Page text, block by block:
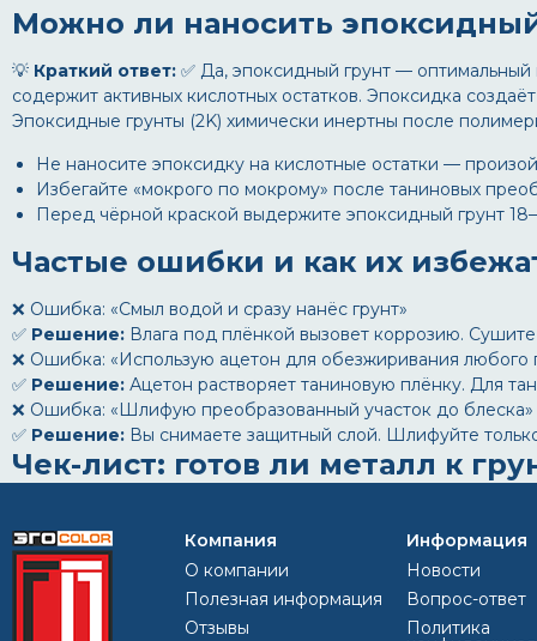
Можно ли наносить
💡 Краткий ответ: ✅ Да, эпоксидный грунт —
содержит активных кислотных остатков. Эпоксидка
Эпоксидные грунты (2K) химически инертны после
Не наносите эпоксидку на кислотные остатки —
Избегайте «мокрого по мокрому» после таниновых
Перед чёрной краской выдержите эпоксидный грунт
Частые ошибки и как их
❌ Ошибка: «Смыл водой и сразу нанёс грунт»
✅ Решение: Влага под плёнкой вызовет коррозию.
❌ Ошибка: «Использую ацетон для обезжиривания любого
✅ Решение: Ацетон растворяет таниновую плёнку. Для
❌ Ошибка: «Шлифую преобразованный участок до блеска»
✅ Решение: Вы снимаете защитный слой. Шлифуйте
Чек-лист: готов ли металл к
Поверхность однородного чёрного/серого цвета без
Отсутствует белый солевой налёт (признак недосмытой
Проведено обезжиривание совместимым
Температура металла и грунта совпадает (±3 °C)
Компания
О компании
Полезная информация
Отзывы
Информация
Новости
Вопрос-ответ
Политика